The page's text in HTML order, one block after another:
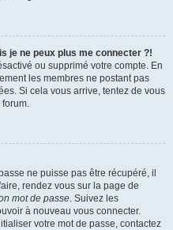
je ne peux plus me connecter ?!
ou supprimé votre compte. En
les membres ne postant pas
Si cela vous arrive, tentez de vous
ne puisse pas être récupéré, il
rendez vous sur la page de
mot de passe. Suivez les
à nouveau vous connecter.
votre mot de passe, contactez